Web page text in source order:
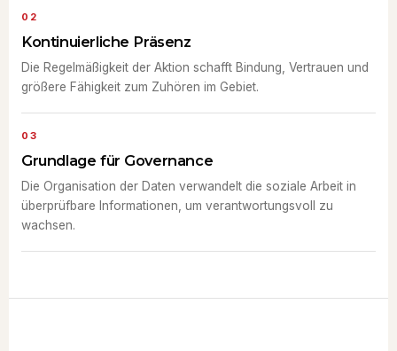
02
Kontinuierliche Präsenz
Die Regelmäßigkeit der Aktion schafft Bindung, Vertrauen und
größere Fähigkeit zum Zuhören im Gebiet.
03
Grundlage für Governance
Die Organisation der Daten verwandelt die soziale Arbeit in
überprüfbare Informationen, um verantwortungsvoll zu
wachsen.